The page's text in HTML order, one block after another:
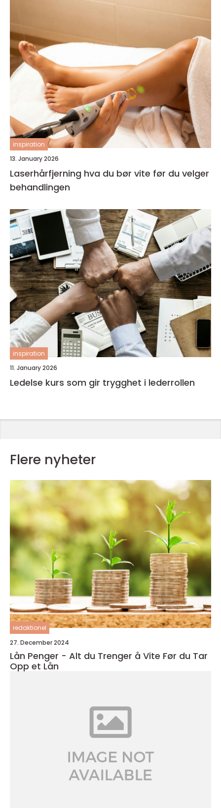
inspiration
13. January 2026
Laserhårfjerning hva du bør vite før du velger
behandlingen
inspiration
11. January 2026
Ledelse kurs som gir trygghet i lederrollen
Flere nyheter
redaktionel
27. December 2024
Lån Penger - Alt du Trenger å Vite Før du Tar
Opp et Lån